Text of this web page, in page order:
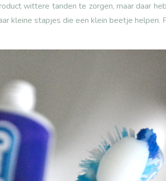
wittere tanden te zorgen, maar daar
kleine stapjes die een klein beetje helpen.